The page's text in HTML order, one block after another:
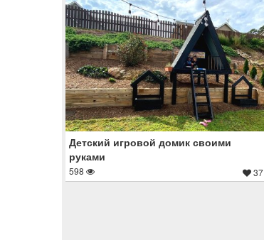
Детский игровой домик своими
руками
598 37